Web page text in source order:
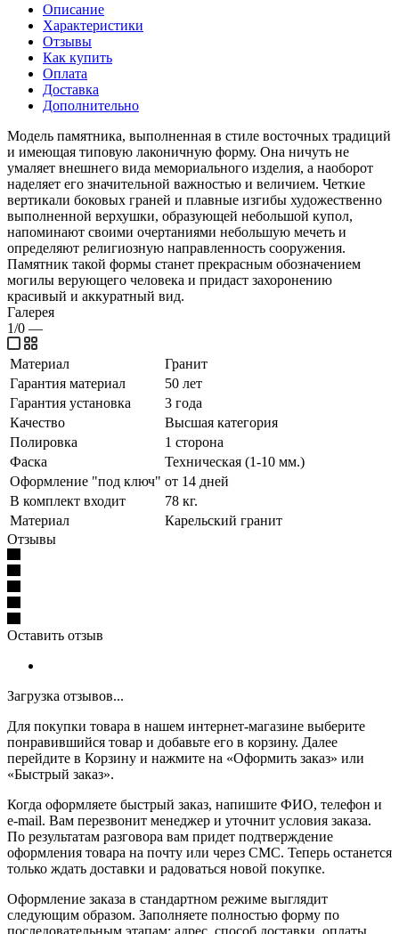
Описание
Характеристики
Отзывы
Как купить
Оплата
Доставка
Дополнительно
Модель памятника, выполненная в стиле восточных традиций
и имеющая типовую лаконичную форму. Она ничуть не
умаляет внешнего вида мемориального изделия, а наоборот
наделяет его значительной важностью и величием. Четкие
вертикали боковых граней и плавные изгибы художественно
выполненной верхушки, образующей небольшой купол,
напоминают своими очертаниями небольшую мечеть и
определяют религиозную направленность сооружения.
Памятник такой формы станет прекрасным обозначением
могилы верующего человека и придаст захоронению
красивый и аккуратный вид.
Галерея
1/0 —
Материал
Гранит
Гарантия материал
50 лет
Гарантия установка
3 года
Качество
Высшая категория
Полировка
1 сторона
Фаска
Техническая (1-10 мм.)
Оформление "под ключ" от 14 дней
В комплект входит
78 кг.
Материал
Карельский гранит
Отзывы
Оставить отзыв
Загрузка отзывов...
Для покупки товара в нашем интернет-магазине выберите
понравившийся товар и добавьте его в корзину. Далее
перейдите в Корзину и нажмите на «Оформить заказ» или
«Быстрый заказ».
Когда оформляете быстрый заказ, напишите ФИО, телефон и
e-mail. Вам перезвонит менеджер и уточнит условия заказа.
По результатам разговора вам придет подтверждение
оформления товара на почту или через СМС. Теперь останется
только ждать доставки и радоваться новой покупке.
Оформление заказа в стандартном режиме выглядит
следующим образом. Заполняете полностью форму по
последовательным этапам: адрес, способ доставки, оплаты,